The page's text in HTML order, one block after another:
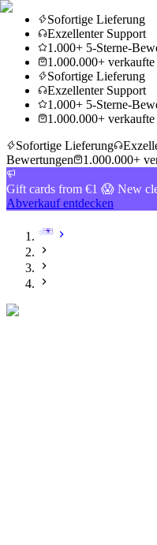
Sofortige Lieferung
Exzellenter Support
1.000+ 5-Sterne-
1.000.000+
Sofortige Lieferung
Exzellenter Support
1.000+ 5-Sterne-
1.000.000+
Sofortige Lieferung
Bewertungen
1.000.000+
Gift cards from €1 😱 New
Abverkauf entdecken